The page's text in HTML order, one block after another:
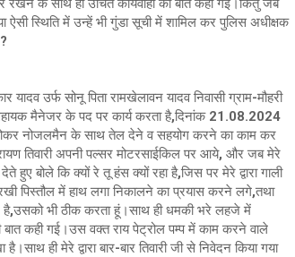
के साथ ही उचित कार्यवाही की बात कही गई।किंतु जब
ऐसी स्थिति में उन्हें भी गुंडा सूची में शामिल कर पुलिस अधीक्षक
सोनू पिता रामखेलावन यादव निवासी ग्राम-मौहरी
मैनेजर के पद पर कार्य करता है,दिनांक 21.08.2024
नोजलमैन के साथ तेल देने व सहयोग करने का काम कर
तिवारी अपनी पल्सर मोटरसाईकिल पर आये, और जब मेरे
हुए बोले कि क्यों रे तू हंस क्यों रहा है,जिस पर मेरे द्वारा गाली
पिस्तौल में हाथ लगा निकालने का प्रयास करने लगे,तथा
है,उसको भी ठीक करता हूं।साथ ही धमकी भरे लहजे में
बात कही गई।उस वक्त राय पेट्रोल पम्प में काम करने वाले
ही मेरे द्वारा बार-बार तिवारी जी से निवेदन किया गया